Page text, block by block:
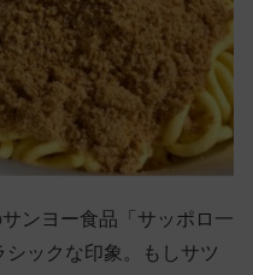
ンヨー食品「サッポロ一
ックな印象。もしサツ